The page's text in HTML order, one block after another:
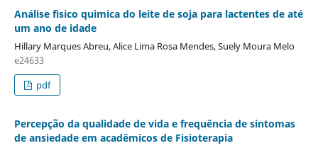
Análise fisico quimica do leite de soja para lactentes de até
um ano de idade
Hillary Marques Abreu, Alice Lima Rosa Mendes, Suely Moura Melo
e24633
pdf
Percepção da qualidade de vida e frequência de sintomas
de ansiedade em acadêmicos de Fisioterapia